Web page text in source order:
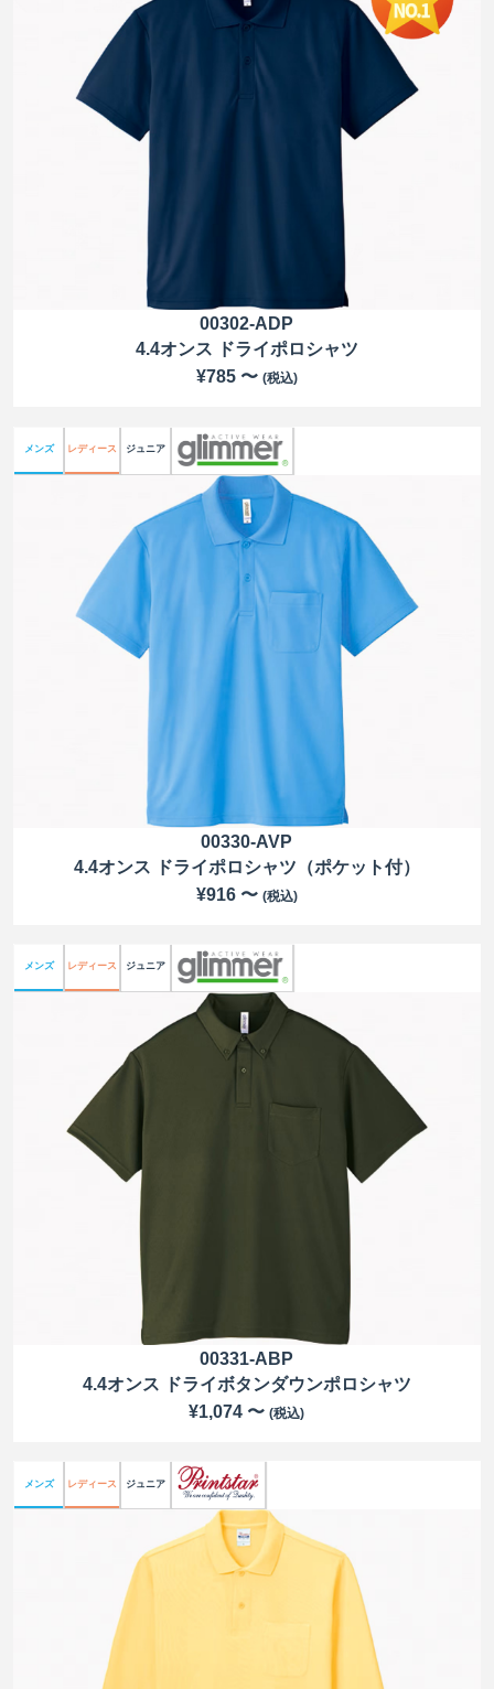
00302-ADP
4.4オンス ドライポロシャツ
¥785 〜 (税込)
メンズ レディース ジュニア
00330-AVP
4.4オンス ドライポロシャツ（ポケット付）
¥916 〜 (税込)
メンズ レディース ジュニア
00331-ABP
4.4オンス ドライボタンダウンポロシャツ
¥1,074 〜(税込)
メンズ レディース ジュニア